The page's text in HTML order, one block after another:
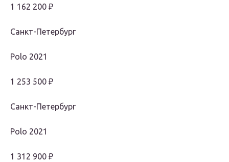
1 162 200 ₽
Санкт-Петербург
Polo 2021
1 253 500 ₽
Санкт-Петербург
Polo 2021
1 312 900 ₽